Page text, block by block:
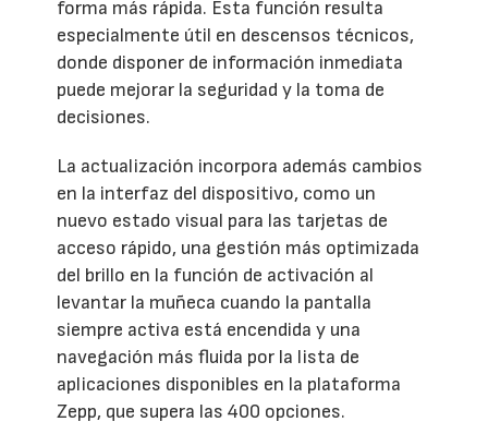
forma más rápida. Esta función resulta
especialmente útil en descensos técnicos,
donde disponer de información inmediata
puede mejorar la seguridad y la toma de
decisiones.
La actualización incorpora además cambios
en la interfaz del dispositivo, como un
nuevo estado visual para las tarjetas de
acceso rápido, una gestión más optimizada
del brillo en la función de activación al
levantar la muñeca cuando la pantalla
siempre activa está encendida y una
navegación más fluida por la lista de
aplicaciones disponibles en la plataforma
Zepp, que supera las 400 opciones.